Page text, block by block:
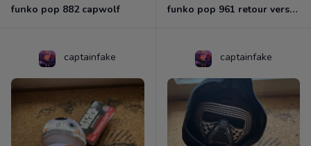
funko pop 882 capwolf funko pop 961 retour vers le futurs
captainfake captainfake